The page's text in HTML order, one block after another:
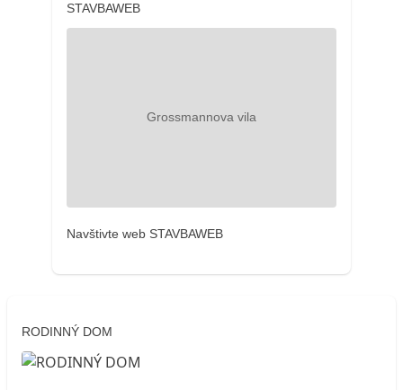
STAVBAWEB
Navštivte web STAVBAWEB
RODINNÝ DOM